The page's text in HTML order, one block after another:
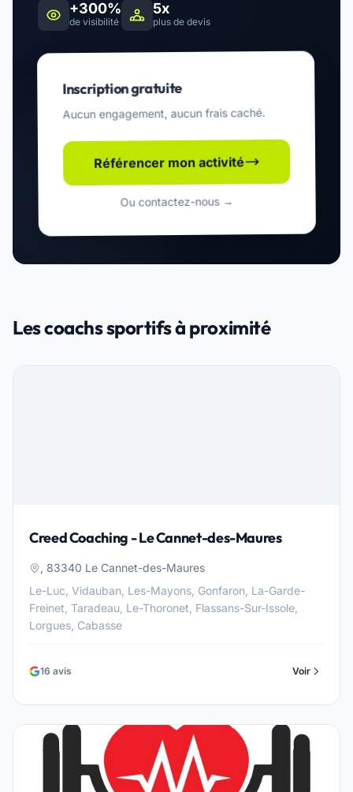
+300%
de visibilité
5x
plus de devis
Inscription gratuite
Aucun engagement, aucun frais caché.
Référencer mon activité
Ou contactez-nous →
Les coachs sportifs à proximité
Creed Coaching - Le Cannet-des-Maures
, 83340 Le Cannet-des-Maures
Le-Luc, Vidauban, Les-Mayons, Gonfaron, La-Garde-
Freinet, Taradeau, Le-Thoronet, Flassans-Sur-Issole,
Lorgues, Cabasse
16 avis Voir